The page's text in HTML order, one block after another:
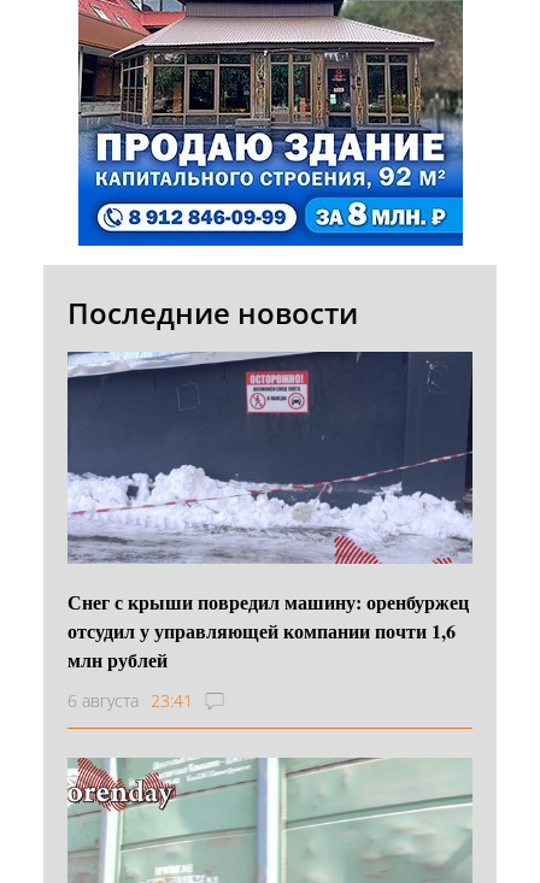
Последние новости
Снег с крыши повредил машину: оренбуржец
отсудил у управляющей компании почти 1,6
млн рублей
6 августа 23:41